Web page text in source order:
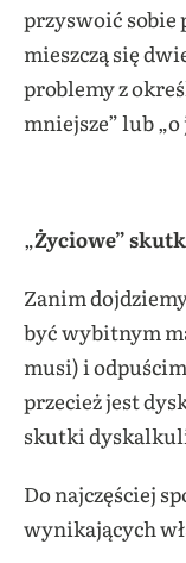
przyswoić sobie
mieszczą się
problemy z
mniejsze” lub
„Życiowe”
Zanim
być wybitnym
musi) i
przecież jest
skutki
Do najczęściej
wynikających